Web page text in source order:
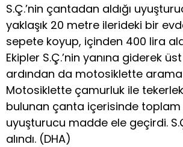
S.Ç.’nin çantadan aldığı
yaklaşık 20 metre ilerideki bir
sepete koyup, içinden 400 lira
Ekipler S.Ç.’nin yanına giderek
ardından da motosiklette arama
Motosiklette çamurluk ile
bulunan çanta içerisinde
uyuşturucu madde ele geçirdi.
alındı. (DHA)